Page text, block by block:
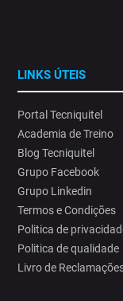
LINKS ÚTEIS
Portal Tecniquitel
Academia de Treino
Blog Tecniquitel
Grupo Facebook
Grupo Linkedin
Termos e Condições
Politica de
Politica de qualidade
Livro de